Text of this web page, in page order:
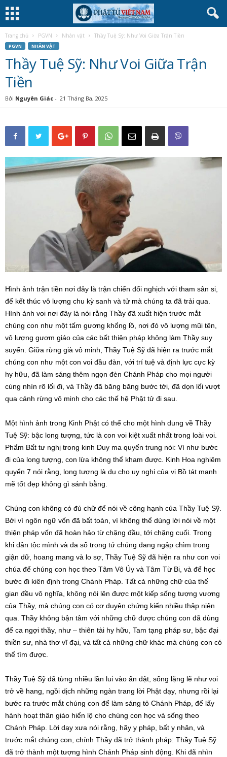
Trang chủ PGVN Nhân vật Thầy Tuệ Sỹ: Như Voi Giữa Trận Tiền
PGVN NHÂN VẬT
Thầy Tuệ Sỹ: Như Voi Giữa Trận
Tiền
Bởi Nguyên Giác - 21 Tháng Ba, 2025
Hình ảnh trận tiền nơi đây là trận chiến đối nghịch với tham sân si,
để kết thúc vô lượng chu kỳ sanh và tử mà chúng ta đã trải qua.
Hình ảnh voi nơi đây là nói rằng Thầy đã xuất hiện trước mắt
chúng con như một tấm gương khổng lồ, nơi đó vô lượng mũi tên,
vô lượng gươm giáo của các bất thiện pháp không làm Thầy suy
suyển. Giữa rừng già vô minh, Thầy Tuệ Sỹ đã hiện ra trước mắt
chúng con như một con voi đầu đàn, với trí tuệ và định lực cực kỳ
hy hữu, đã làm sáng thêm ngọn đèn Chánh Pháp cho mọi người
cùng nhìn rõ lối đi, và Thầy đã băng băng bước tới, đã dọn lối vượt
qua cánh rừng vô minh cho các thế hệ Phật tử đi sau.
Một hình ảnh trong Kinh Phật có thể cho một hình dung về Thầy
Tuệ Sỹ: bậc long tượng, tức là con voi kiệt xuất nhất trong loài voi.
Phẩm Bất tư nghị trong kinh Duy ma quyển trung nói: Ví như bước
đi của long tượng, con lừa không thể kham được. Kinh Hoa nghiêm
quyển 7 nói rằng, long tượng là dụ cho uy nghi của vị Bồ tát mạnh
mẽ tốt đẹp không gì sánh bằng.
Chúng con không có đủ chữ để nói về công hạnh của Thầy Tuệ Sỹ.
Bởi vì ngôn ngữ vốn đã bất toàn, vì không thể dùng lời nói về một
thiện pháp vốn đã hoàn hảo từ chặng đầu, tới chặng cuối. Trong
khi dân tộc mình và đa số trong tứ chúng đang ngập chìm trong
giận dữ, hoang mang và lo sợ, Thầy Tuệ Sỹ đã hiện ra như con voi
chúa để chúng con học theo Tâm Vô Úy và Tâm Từ Bi, và để học
bước đi kiên định trong Chánh Pháp. Tất cả những chữ của thế
gian đều vô nghĩa, không nói lên được một kiếp sống tượng vương
của Thầy, mà chúng con có cơ duyên chứng kiến nhiều thập niên
qua. Thầy không bận tâm với những chữ được chúng con đã dùng
để ca ngợi thầy, như – thiên tài hy hữu, Tam tạng pháp sư, bậc đại
thiền sư, nhà thơ vĩ đại, và tất cả những chữ khác mà chúng con có
thể tìm được.
Thầy Tuệ Sỹ đã từng nhiều lần lui vào ẩn dật, sống lặng lẽ như voi
trở về hang, ngồi dịch những ngàn trang lời Phật dạy, nhưng rồi lại
bước ra trước mắt chúng con để làm sáng tỏ Chánh Pháp, để lấy
hành hoạt thân giáo hiển lộ cho chúng con học và sống theo
Chánh Pháp. Lời dạy xưa nói rằng, hãy y pháp, bất y nhân, và
trước mắt chúng con, chính Thầy đã trở thành pháp: Thầy Tuệ Sỹ
đã trở thành một tượng hình Chánh Pháp sinh động. Khi đã nhìn